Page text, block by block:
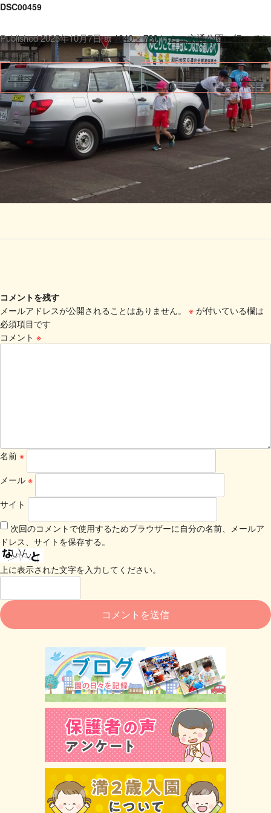
DSC00459
Published2025年10月7日at1040 × 780inミニ交通公園に行ってき
ました🚨.
← 前へ 次へ →
コメントを残す
メールアドレスが公開されることはありません。
※ が付いている欄は
必須項目です
コメント ※
名前 ※
メール ※
サイト
次回のコメントで使用するためブラウザーに自分の名前、メールア
ドレス、サイトを保存する。
上に表示された文字を入力してください。